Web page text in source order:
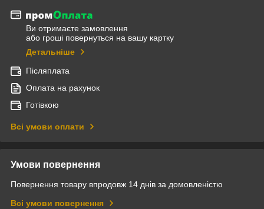
Ви отримаєте замовлення
або гроші повернуться на вашу картку
Детальніше
Післяплата
Оплата на рахунок
Готівкою
Всі умови оплати
Умови повернення
Повернення товару впродовж 14 днів за домовленістю
Всі умови повернення